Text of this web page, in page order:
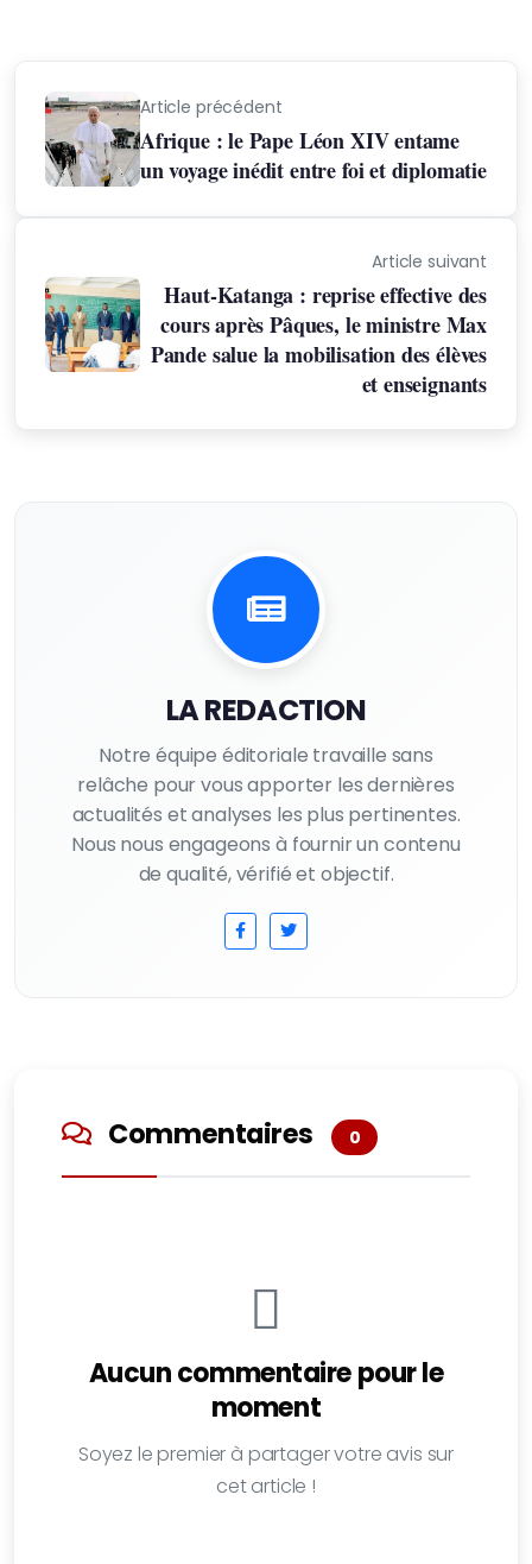
Article précédent
Afrique : le Pape Léon XIV entame
un voyage inédit entre foi et diplomatie
Article suivant
Haut-Katanga : reprise effective des
cours après Pâques, le ministre Max
Pande salue la mobilisation des élèves
et enseignants
LA REDACTION
Notre équipe éditoriale travaille sans
relâche pour vous apporter les dernières
actualités et analyses les plus pertinentes.
Nous nous engageons à fournir un contenu
de qualité, vérifié et objectif.
Commentaires 0
Aucun commentaire pour le
moment
Soyez le premier à partager votre avis sur
cet article !